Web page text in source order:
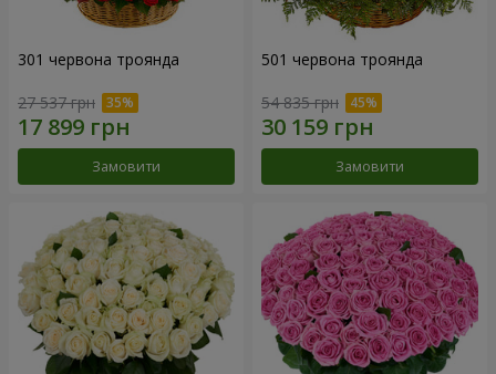
301 червона троянда
27 537 грн
Замовити
501 червона троянда
54 835 грн
Замовити